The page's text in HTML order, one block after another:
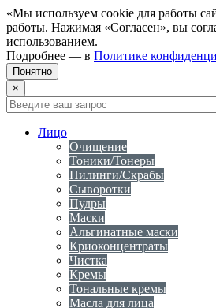
«Мы используем cookie для работы
работы. Нажимая «Согласен», вы
использованием.
Подробнее — в Политике
Понятно
×
Лицо
Очищение
Тоники/Тонеры
Пилинги/Скрабы
Сыворотки
Пудры
Маски
Альгинатные маски
Криоконцентраты
Чистка
Кремы
Тональные кремы
Масла для лица